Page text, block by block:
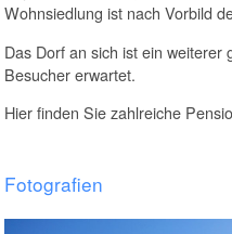
Wohnsiedlung ist nach Vorbild
Das Dorf an sich ist ein
Besucher erwartet.
Hier finden Sie zahlreiche
Fotografien